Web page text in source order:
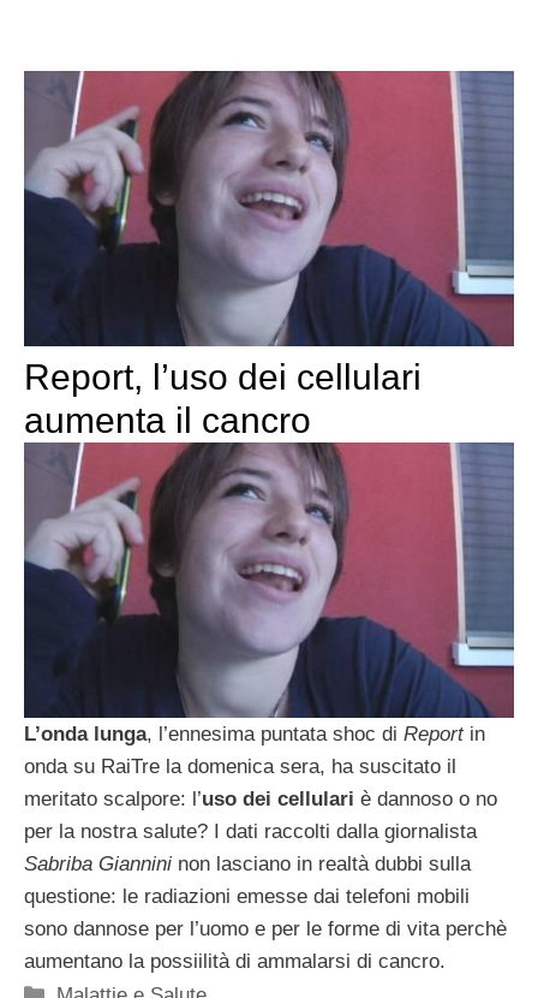
Report, l’uso dei cellulari
aumenta il cancro
L’onda lunga, l’ennesima puntata shoc di Reportin
onda su RaiTre la domenica sera, ha suscitato il
meritato scalpore: l’uso dei cellulari è dannoso o no
per la nostra salute? I dati raccolti dalla giornalista
Sabriba Giannini non lasciano in realtà dubbi sulla
questione: le radiazioni emesse dai telefoni mobili
sono dannose per l’uomo e per le forme di vita perchè
aumentano la possiilità di ammalarsi di cancro.
Categorie